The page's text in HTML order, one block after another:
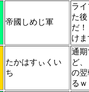
帝國しめじ軍
ラ
た
だ
け
たかはすぃくい
ち
通
ど
の
るｗ